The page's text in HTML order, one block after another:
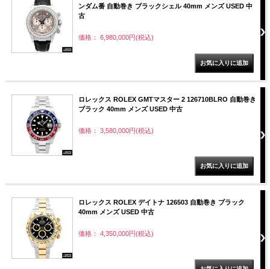
ンダム番 自動巻き ブラックシェル 40mm メンズ USED 中
古
価格： 6,980,000円(税込)
ロレックス ROLEX GMTマスター 2 126710BLRO 自動巻き
ブラック 40mm メンズ USED 中古
価格： 3,580,000円(税込)
ロレックス ROLEX デイトナ 126503 自動巻き ブラック
40mm メンズ USED 中古
価格： 4,350,000円(税込)